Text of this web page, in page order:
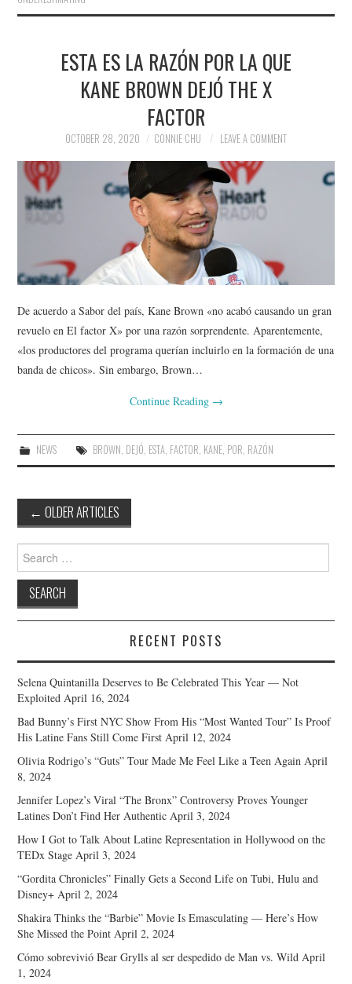
ESTA ES LA RAZÓN POR LA QUE
KANE BROWN DEJÓ THE X
FACTOR
OCTOBER 28, 2020 CONNIE CHU LEAVE A COMMENT
De acuerdo a Sabor del país, Kane Brown «no acabó causando un gran
revuelo en El factor X» por una razón sorprendente. Aparentemente,
«los productores del programa querían incluirlo en la formación de una
banda de chicos». Sin embargo, Brown…
Continue Reading →
NEWS BROWN DEJÓ ESTA, FACTOR KANE, POR RAZÓN
Post
navigation
← OLDER ARTICLES
for:
RECENT POSTS
Selena Quintanilla Deserves to Be Celebrated This Year — Not
Exploited April 16, 2024
Bad Bunny’s First NYC Show From His “Most Wanted Tour” Is Proof
His Latine Fans Still Come First April 12, 2024
Olivia Rodrigo’s “Guts” Tour Made Me Feel Like a Teen Again April
8, 2024
Jennifer Lopez’s Viral “The Bronx” Controversy Proves Younger
Latines Don’t Find Her Authentic April 3, 2024
How I Got to Talk About Latine Representation in Hollywood on the
TEDx Stage April 3, 2024
“Gordita Chronicles” Finally Gets a Second Life on Tubi, Hulu and
Disney+ April 2, 2024
Shakira Thinks the “Barbie” Movie Is Emasculating — Here’s How
She Missed the Point April 2, 2024
Cómo sobrevivió Bear Grylls al ser despedido de Man vs. Wild April
1, 2024